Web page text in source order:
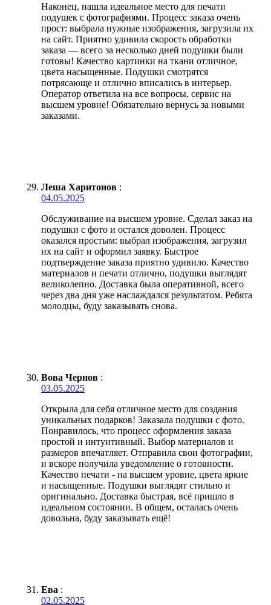
Наконец, нашла идеальное место для печати
подушек с фотографиями. Процесс заказа очень
прост: выбрала нужные изображения, загрузила их
на сайт. Приятно удивила скорость обработки
заказа — всего за несколько дней подушки были
готовы! Качество картинки на ткани отличное,
цвета насыщенные. Подушки смотрятся
потрясающе и отлично вписались в интерьер.
Оператор ответила на все вопросы, сервис на
высшем уровне! Обязательно вернусь за новыми
заказами.
Леша Харитонов :
04.05.2025
Обслуживание на высшем уровне. Сделал заказ на
подушки с фото и остался доволен. Процесс
оказался простым: выбрал изображения, загрузил
их на сайт и оформил заявку. Быстрое
подтверждение заказа приятно удивило. Качество
материалов и печати отлично, подушки выглядят
великолепно. Доставка была оперативной, всего
через два дня уже наслаждался результатом. Ребята
молодцы, буду заказывать снова.
Вова Чернов :
03.05.2025
Открыла для себя отличное место для создания
уникальных подарков! Заказала подушки с фото.
Понравилось, что процесс оформления заказа
простой и интуитивный. Выбор материалов и
размеров впечатляет. Отправила свои фотографии,
и вскоре получила уведомление о готовности.
Качество печати - на высшем уровне, цвета яркие
и насыщенные. Подушки выглядят стильно и
оригинально. Доставка быстрая, всё пришло в
идеальном состоянии. В общем, осталась очень
довольна, буду заказывать ещё!
Ева :
02.05.2025